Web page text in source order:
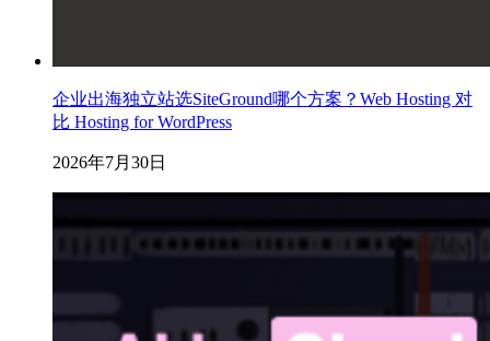
企业出海独立站选SiteGround哪个方案？Web Hosting 对
比 Hosting for WordPress
2026年7月30日